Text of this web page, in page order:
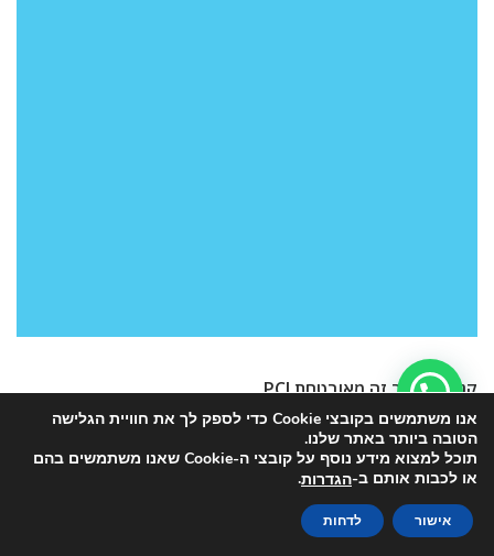
קנייה באתר זה מאובטחת PCI
כל הזכויות שמורות לאתר האינטרנט Intex-Pool
אנו משתמשים בקובצי Cookie כדי לספק לך את חוויית הגלישה
הטובה ביותר באתר שלנו.
תוכל למצוא מידע נוסף על קובצי ה-Cookie שאנו משתמשים בהם
או לכבות אותם ב-הגדרות.
אישור לדחות